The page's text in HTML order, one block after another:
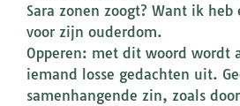
Sara zonen zoogt? Want ik heb
voor zijn ouderdom.
Opperen: met dit woord wordt
iemand losse gedachten uit.
samenhangende zin, zoals